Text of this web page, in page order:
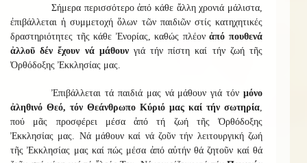
Σήμερα περισσότερο ἀπό κάθε ἄλλη χρονιά μάλιστα,
ἐπιβάλλεται ἡ συμμετοχή ὅλων τῶν παιδιῶν στίς κατηχητικές
δραστηριότητες τῆς κάθε Ἐνορίας, καθώς πλέονἀπό πουθενά
ἀλλοῦ δέν ἔχουν νά μάθουνγιά τήν πίστη καί τήν ζωή τῆς
Ὀρθόδοξης Ἐκκλησίας μας.
Ἐπιβάλλεται τά παιδιά μας νά μάθουν γιά τόν μόνο
ἀληθινό Θεό, τόν Θεάνθρωπο Κύριό μας καί τήν σωτηρία,
πού μᾶς προσφέρει μέσα ἀπό τή ζωή τῆς Ὀρθόδοξης
Ἐκκλησίας μας. Νά μάθουν καί νά ζοῦν τήν λειτουργική ζωή
τῆς Ἐκκλησίας μας καί πώς μέσα ἀπό αὐτήν θά ζητοῦν καί θά